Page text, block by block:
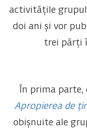
activitățile
doi ani și vor
trei părți
În prima
Apropierea de
obișnuite ale